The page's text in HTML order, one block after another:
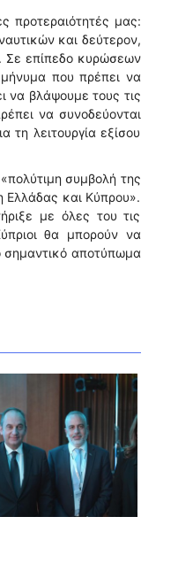
προτεραιότητές μας:
και δεύτερον,
Σε επίπεδο κυρώσεων
που πρέπει να
να βλάψουμε τους τις
να συνοδεύονται
λειτουργία εξίσου
συμβολή της
Ελλάδας και Κύπρου».
με όλες του τις
θα μπορούν να
σημαντικό αποτύπωμα